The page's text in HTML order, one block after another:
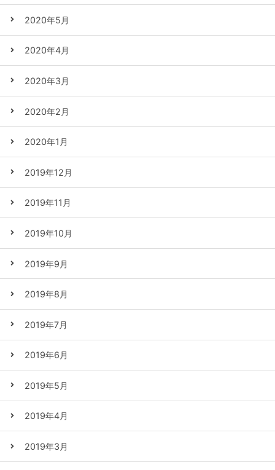
2020年5月
2020年4月
2020年3月
2020年2月
2020年1月
2019年12月
2019年11月
2019年10月
2019年9月
2019年8月
2019年7月
2019年6月
2019年5月
2019年4月
2019年3月